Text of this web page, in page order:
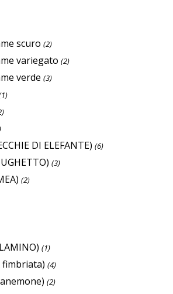
scuro (2)
variegato (2)
verde (3)
DI ELEFANTE) (6)
(3)
(2)
(1)
fimbriata) (4)
(2)